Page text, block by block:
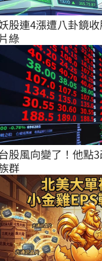
股連4漲遭八卦鏡
片綠
台股風向變了！他點
群